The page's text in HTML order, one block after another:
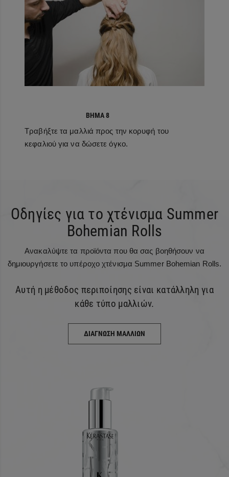
ΒΉΜΑ 8
Τραβήξτε τα μαλλιά προς την κορυφή του
κεφαλιού για να δώσετε όγκο.
Οδηγίες για το χτένισμα Summer
Bohemian Rolls
Ανακαλύψτε τα προϊόντα που θα σας βοηθήσουν να
δημιουργήσετε το υπέροχο χτένισμα Summer Bohemian Rolls.
Αυτή η μέθοδος περιποίησης είναι κατάλληλη για
κάθε τύπο μαλλιών.
ΔΙΑΓΝΩΣΗ ΜΑΛΛΙΩΝ